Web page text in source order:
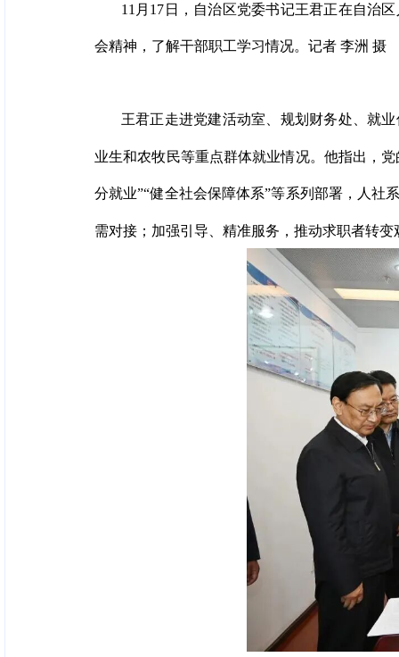
11月17日，自治区党委书记王君正在自治
会精神，了解干部职工学习情况。记者 李洲 摄
王君正走进党建活动室、规划财务处、就
业生和农牧民等重点群体就业情况。他指出，
分就业”“健全社会保障体系”等系列部署，人社
需对接；加强引导、精准服务，推动求职者转